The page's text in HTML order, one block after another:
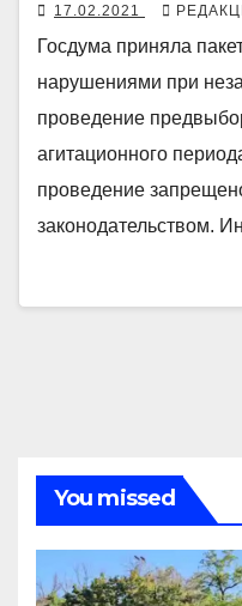
17.02.2021
Госдума приняла
нарушениями при
проведение
агитационного
проведение
законодательством.
You missed